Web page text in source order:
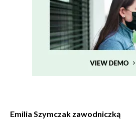
Emilia Szymczak zawodniczką